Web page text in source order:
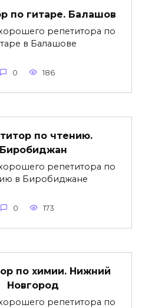
по гитаре. Балашов
репетитора по
в Балашове
0 186
по чтению.
Биробиджан
репетитора по
в Биробиджане
0 173
по химии. Нижний
Новгород
репетитора по